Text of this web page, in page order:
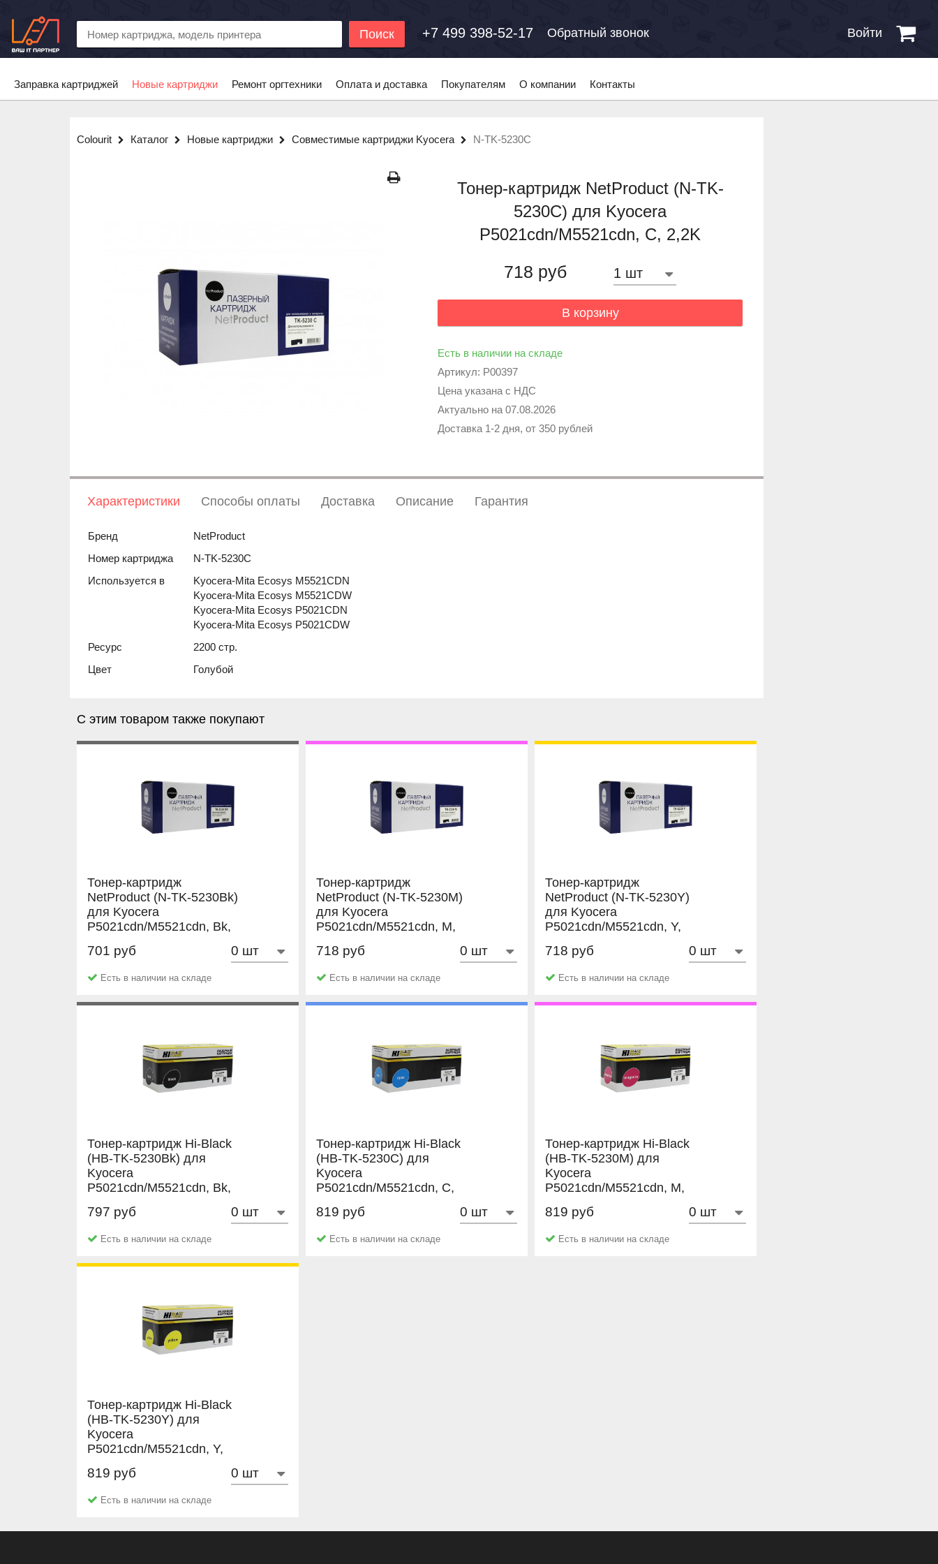
Поиск +7 499 398-52-17 Обратный звонок Войти
Заправка картриджей Новые картриджи Ремонт оргтехники Оплата и доставка Покупателям О компании Контакты
Colourit Каталог Новые картриджи Совместимые картриджи Kyocera N-TK-5230C
Тонер-картридж NetProduct (N-TK-
5230C) для Kyocera
P5021cdn/M5521cdn, C, 2,2K
718 руб
В корзину
Есть в наличии на складе
Артикул: P00397
Цена указана с НДС
Актуально на 07.08.2026
Доставка 1-2 дня, от 350 рублей
Характеристики Способы оплаты Доставка Описание Гарантия
Бренд
NetProduct
Номер картриджа
N-TK-5230C
Используется в
Kyocera-Mita Ecosys M5521CDN
Kyocera-Mita Ecosys M5521CDW
Kyocera-Mita Ecosys P5021CDN
Kyocera-Mita Ecosys P5021CDW
Ресурс
2200 стр.
Цвет
Голубой
С этим товаром также покупают
Тонер-картридж
NetProduct (N-TK-5230Bk)
для Kyocera
P5021cdn/M5521cdn, Bk,
701 руб
Есть в наличии на складе
Тонер-картридж
NetProduct (N-TK-5230M)
для Kyocera
P5021cdn/M5521cdn, M,
718 руб
Есть в наличии на складе
Тонер-картридж
NetProduct (N-TK-5230Y)
для Kyocera
P5021cdn/M5521cdn, Y,
718 руб
Есть в наличии на складе
Тонер-картридж Hi-Black
(HB-TK-5230Bk) для
Kyocera
P5021cdn/M5521cdn, Bk,
797 руб
Есть в наличии на складе
Тонер-картридж Hi-Black
(HB-TK-5230C) для
Kyocera
P5021cdn/M5521cdn, C,
819 руб
Есть в наличии на складе
Тонер-картридж Hi-Black
(HB-TK-5230M) для
Kyocera
P5021cdn/M5521cdn, M,
819 руб
Есть в наличии на складе
Тонер-картридж Hi-Black
(HB-TK-5230Y) для
Kyocera
P5021cdn/M5521cdn, Y,
819 руб
Есть в наличии на складе